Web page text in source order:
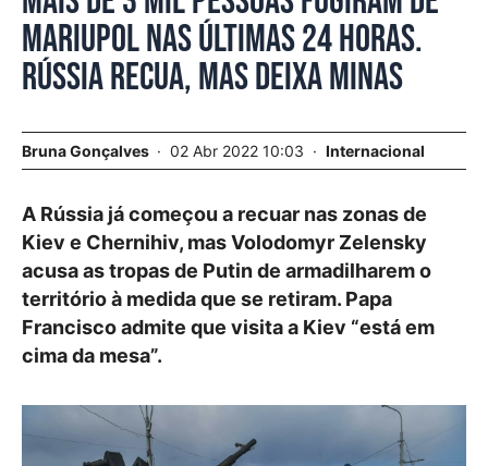
Mariupol nas últimas 24 horas.
Rússia recua, mas deixa minas
Bruna Gonçalves 02 Abr 2022 10:03 Internacional
A Rússia já começou a recuar nas zonas de
Kiev e Chernihiv, mas Volodomyr Zelensky
acusa as tropas de Putin de armadilharem o
território à medida que se retiram. Papa
Francisco admite que visita a Kiev “está em
cima da mesa”.